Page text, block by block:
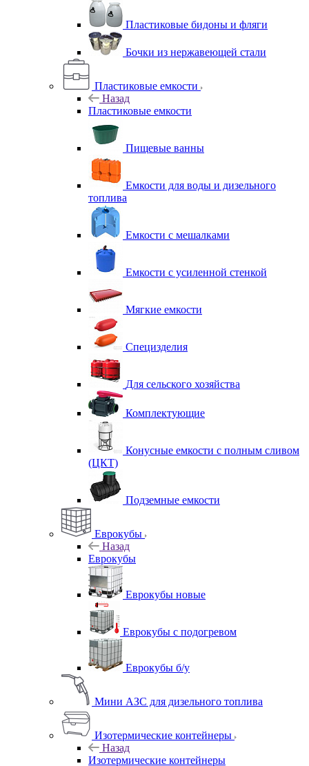
Пластиковые бидоны и фляги
Бочки из нержавеющей стали
Пластиковые емкости
Назад
Пластиковые емкости
Пищевые ванны
Емкости для воды и дизельного
топлива
Емкости с мешалками
Емкости с усиленной стенкой
Мягкие емкости
Специзделия
Для сельского хозяйства
Комплектующие
Конусные емкости с полным сливом
(ЦКТ)
Подземные емкости
Еврокубы
Назад
Еврокубы
Еврокубы новые
Еврокубы с подогревом
Еврокубы б/у
Мини АЗС для дизельного топлива
Изотермические контейнеры
Назад
Изотермические контейнеры